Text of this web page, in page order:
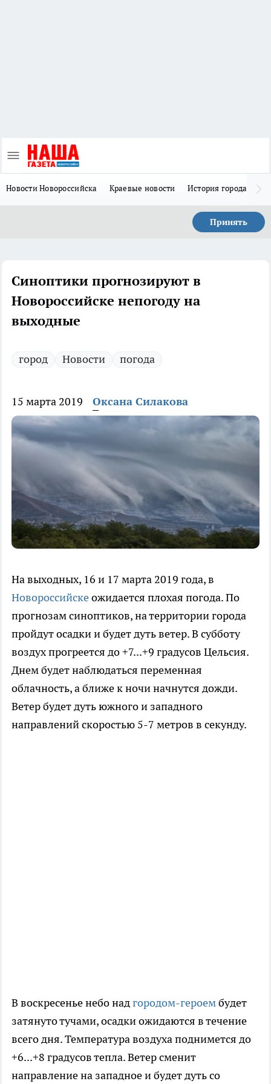
Новости Новороссийска Краевые новости История города Н
Принять
Синоптики прогнозируют в
Новороссийске непогоду на
выходные
город Новости погода
15 марта 2019 Оксана Силакова
На выходных, 16 и 17 марта 2019 года, в
Новороссийскеожидается плохая погода. По
прогнозам синоптиков, на территории города
пройдут осадки и будет дуть ветер. В субботу
воздух прогреется до +7...+9 градусов Цельсия.
Днем будет наблюдаться переменная
облачность, а ближе к ночи начнутся дожди.
Ветер будет дуть южного и западного
направлений скоростью 5-7 метров в секунду.
В воскресенье небо надгородом-героембудет
затянуто тучами, осадки ожидаются в течение
всего дня. Температура воздуха поднимется до
+6...+8 градусов тепла. Ветер сменит
направление на западное и будет дуть со